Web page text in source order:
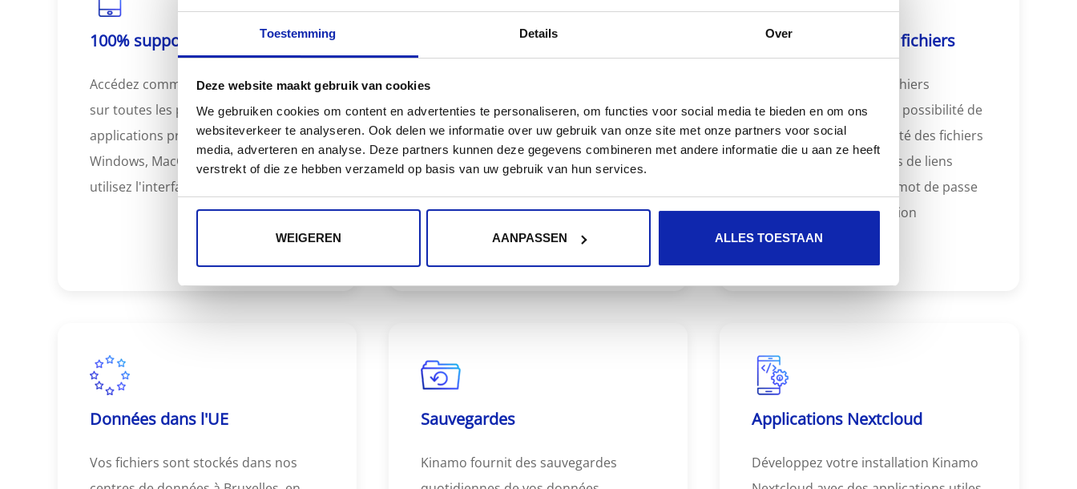
Toestemming Details Over
Deze website maakt gebruik van cookies
We gebruiken cookies om content en advertenties te personaliseren, om functies voor social media te bieden en om ons
websiteverkeer te analyseren. Ook delen we informatie over uw gebruik van onze site met onze partners voor social
media, adverteren en analyse. Deze partners kunnen deze gegevens combineren met andere informatie die u aan ze heeft
verstrekt of die ze hebben verzameld op basis van uw gebruik van hun services.
WEIGEREN AANPASSEN ALLES TOESTAAN
100% support mobile
Accédez commodément à vos fichiers
sur toutes les plateformes grâce aux
applications prises en charge pour
Windows, MacOS, iOS, Android... ou
utilisez l'interface web conviviale.
Synchronisation parfaite
Synchronisez vos fichiers en toute
simplicité entre votre ordinateur,
votre smartphone et votre tablette
grâce aux applications de bureau et
Partage sécurisé de fichiers
Accès permanent aux fichiers
importants, y compris la possibilité de
partager en toute sécurité des fichiers
avec des tiers par le biais de liens
dédiés protégés par un mot de passe
avec des dates d'expiration
prédéterminées.
Données dans l'UE
Vos fichiers sont stockés dans nos
Sauvegardes
Kinamo fournit des sauvegardes
Applications Nextcloud
Développez votre installation Kinamo